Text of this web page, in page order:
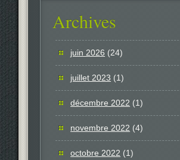
Archives
juin 2026 (24)
juillet 2023 (1)
décembre 2022 (1)
novembre 2022 (4)
octobre 2022 (1)